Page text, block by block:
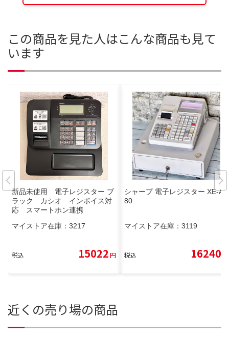
この商品を見た人はこんな商品も見て
います
新品未使用 電子レジスター ブ
ラック カシオ インボイス対
応 スマートホン連携
マイストア在庫： 3217
税込 15022円
シャープ 電子レジスター XE-A2
80
マイストア在庫： 3119
税込 16240
近くの売り場の商品